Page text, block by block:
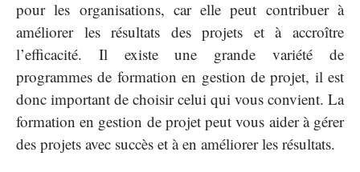
pour les organisations, car elle peut contribuer à
améliorer les résultats des projets et à accroître
l’efficacité. Il existe une grande variété de
programmes de formation en gestion de projet, il est
donc important de choisir celui qui vous convient. La
formation en gestion de projet peut vous aider à gérer
des projets avec succès et à en améliorer les résultats.